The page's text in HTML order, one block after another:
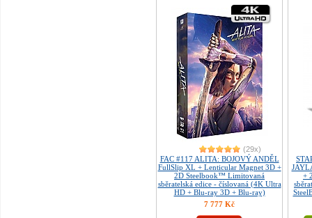
(29x)
FAC #117 ALITA: BOJOVÝ ANDĚL
FullSlip XL + Lenticular Magnet 3D +
2D Steelbook™ Limitovaná
sběratelská edice - číslovaná (4K Ultra
HD + Blu-ray 3D + Blu-ray)
7 777 Kč
+